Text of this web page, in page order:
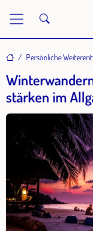
HomePersönliche
stärken im